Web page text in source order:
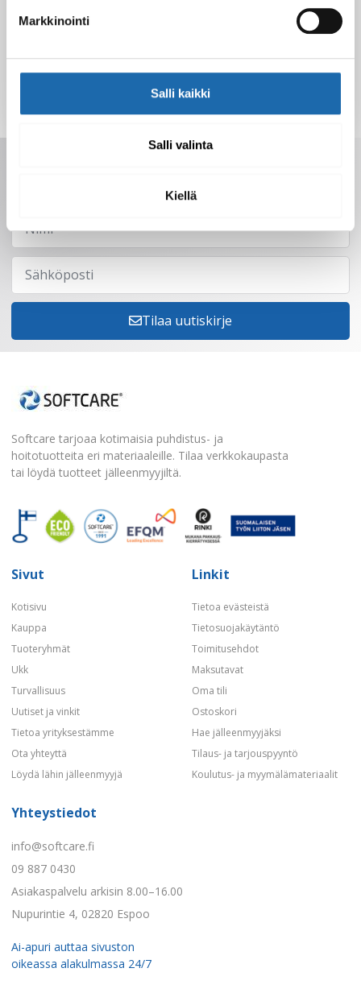
Markkinointi
Salli kaikki
Salli valinta
Kiellä
Tilaa uutiskirje
Softcare tarjoaa kotimaisia puhdistus- ja
hoitotuotteita eri materiaaleille. Tilaa verkkokaupasta
tai löydä tuotteet jälleenmyyjiltä.
Sivut
Kotisivu
Kauppa
Tuoteryhmät
Ukk
Turvallisuus
Uutiset ja vinkit
Tietoa yrityksestämme
Ota yhteyttä
Löydä lähin jälleenmyyjä
Linkit
Tietoa evästeistä
Tietosuojakäytäntö
Toimitusehdot
Maksutavat
Oma tili
Ostoskori
Hae jälleenmyyjäksi
Tilaus- ja tarjouspyyntö
Koulutus- ja myymälämateriaalit
Yhteystiedot
info@softcare.fi
09 887 0430
Asiakaspalvelu arkisin 8.00–16.00
Nupurintie 4, 02820 Espoo
Ai-apuri auttaa sivuston
oikeassa alakulmassa 24/7